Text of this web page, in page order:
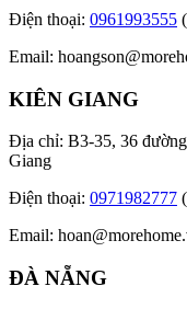
Điện thoại: 0961993555
Email:
KIÊN GIANG
Địa chỉ: B3-35, 36
Giang
Điện thoại: 0971982777
Email:
ĐÀ NẴNG